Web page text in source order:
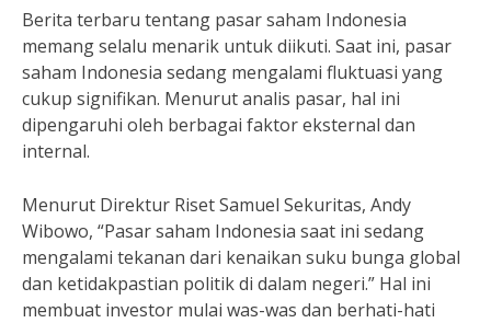
Berita terbaru tentang pasar saham Indonesia
memang selalu menarik untuk diikuti. Saat ini, pasar
saham Indonesia sedang mengalami fluktuasi yang
cukup signifikan. Menurut analis pasar, hal ini
dipengaruhi oleh berbagai faktor eksternal dan
internal.
Menurut Direktur Riset Samuel Sekuritas, Andy
Wibowo, “Pasar saham Indonesia saat ini sedang
mengalami tekanan dari kenaikan suku bunga global
dan ketidakpastian politik di dalam negeri.” Hal ini
membuat investor mulai was-was dan berhati-hati